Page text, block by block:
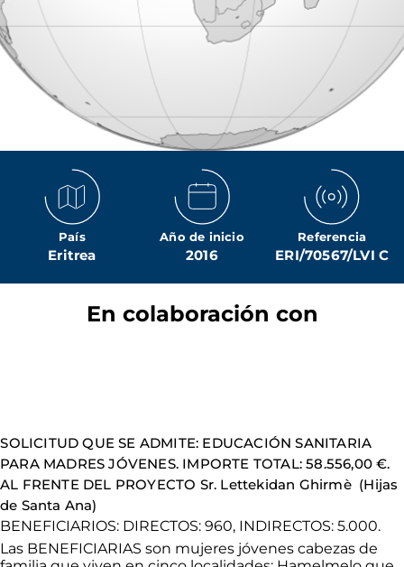
País
Eritrea
Año de inicio
2016
Referencia
ERI/70567/LVI C
En colaboración con
SOLICITUD QUE SE ADMITE: EDUCACIÓN SANITARIA
PARA MADRES JÓVENES. IMPORTE TOTAL: 58.556,00 €.
AL FRENTE DEL PROYECTO Sr. Lettekidan Ghirmè (Hijas
de Santa Ana)
BENEFICIARIOS: DIRECTOS: 960, INDIRECTOS: 5.000.
Las BENEFICIARIAS son mujeres jóvenes cabezas de